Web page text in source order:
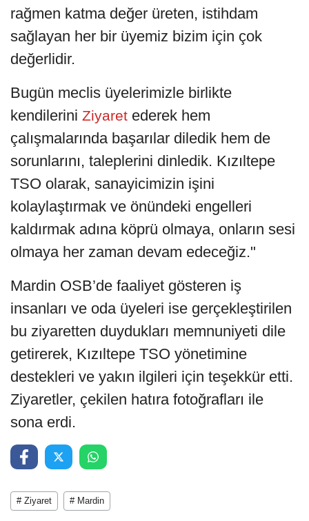
rağmen katma değer üreten, istihdam
sağlayan her bir üyemiz bizim için çok
değerlidir.
Bugün meclis üyelerimizle birlikte
kendilerini Ziyaret ederek hem
çalışmalarında başarılar diledik hem de
sorunlarını, taleplerini dinledik. Kızıltepe
TSO olarak, sanayicimizin işini
kolaylaştırmak ve önündeki engelleri
kaldırmak adına köprü olmaya, onların sesi
olmaya her zaman devam edeceğiz."
Mardin OSB’de faaliyet gösteren iş
insanları ve oda üyeleri ise gerçekleştirilen
bu ziyaretten duydukları memnuniyeti dile
getirerek, Kızıltepe TSO yönetimine
destekleri ve yakın ilgileri için teşekkür etti.
Ziyaretler, çekilen hatıra fotoğrafları ile
sona erdi.
# Ziyaret # Mardin